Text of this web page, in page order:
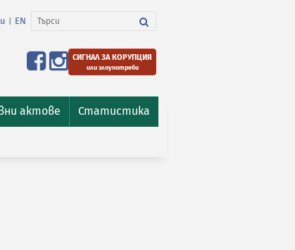
EN
СИГНАЛ ЗА КОРУПЦИЯ
или злоупотреби
актове Статистика